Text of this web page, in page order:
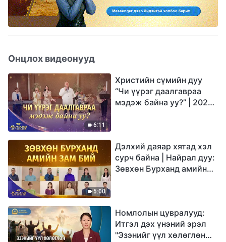
Онцлох видеонууд
6:11
Христийн сүмийн дуу
“Чи үүрэг даалгавраа
мэдэж байна уу?” | 2026
5:00
Дэлхий даяар хятад хэл
сурч байна | Найрал дуу:
Зөвхөн Бурханд амийн
Номлолын цувралууд:
Итгэл дэх үнэний эрэл
"Эзэнийг үүл хөлөглөн